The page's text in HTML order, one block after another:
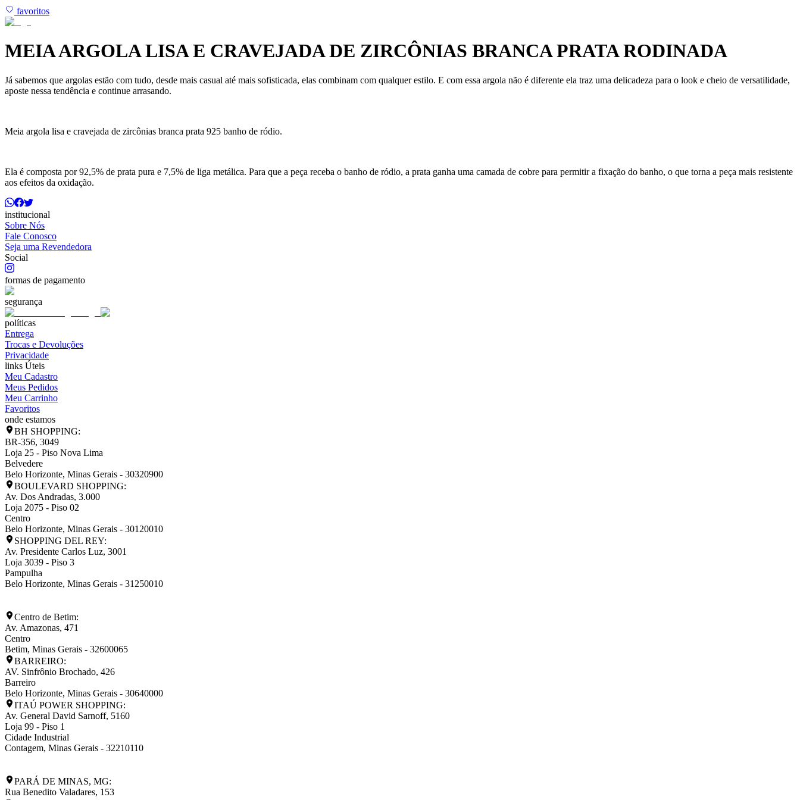
favoritos
MEIA ARGOLA LISA E CRAVEJADA DE ZIRCÔNIAS BRANCA PRATA RODINADA
Já sabemos que argolas estão com tudo, desde mais casual até mais sofisticada, elas combinam com qualquer estilo. E com essa argola não é diferente ela traz uma delicadeza para o look e cheio de versatilidade,
aposte nessa tendência e continue arrasando.
Meia argola lisa e cravejada de zircônias branca prata 925 banho de ródio.
Ela é composta por 92,5% de prata pura e 7,5% de liga metálica. Para que a peça receba o banho de ródio, a prata ganha uma camada de cobre para permitir a fixação do banho, o que torna a peça mais resistente
aos efeitos da oxidação.
institucional
Sobre Nós
Fale Conosco
Seja uma Revendedora
Social
formas de pagamento
segurança
políticas
Entrega
Trocas e Devoluções
Privacidade
links Úteis
Meu Cadastro
Meus Pedidos
Meu Carrinho
Favoritos
onde estamos
BH SHOPPING:
BR-356, 3049
Loja 25 - Piso Nova Lima
Belvedere
Belo Horizonte, Minas Gerais - 30320900
BOULEVARD SHOPPING:
Av. Dos Andradas, 3.000
Loja 2075 - Piso 02
Centro
Belo Horizonte, Minas Gerais - 30120010
SHOPPING DEL REY:
Av. Presidente Carlos Luz, 3001
Loja 3039 - Piso 3
Pampulha
Belo Horizonte, Minas Gerais - 31250010
Centro de Betim:
Av. Amazonas, 471
Centro
Betim, Minas Gerais - 32600065
BARREIRO:
AV. Sinfrônio Brochado, 426
Barreiro
Belo Horizonte, Minas Gerais - 30640000
ITAÚ POWER SHOPPING:
Av. General David Sarnoff, 5160
Loja 99 - Piso 1
Cidade Industrial
Contagem, Minas Gerais - 32210110
PARÁ DE MINAS, MG:
Rua Benedito Valadares, 153